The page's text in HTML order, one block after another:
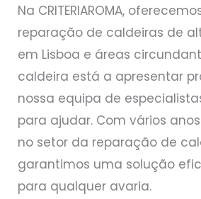
Na CRITERIAROMA,
reparação de caldeiras de
em Lisboa e áreas
caldeira está a apresentar
nossa equipa de
para ajudar. Com vários
no setor da reparação de
garantimos uma solução
para qualquer avaria.